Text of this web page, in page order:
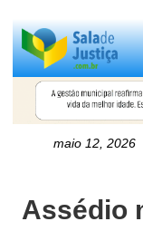
maio 12, 2026
Assédio